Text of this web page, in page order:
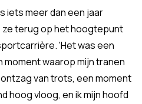
iets meer dan een jaar
ze terug op het hoogtepunt
'Het was een
waarop mijn tranen
van trots, een moment
hoog vloog, en ik mijn hoofd